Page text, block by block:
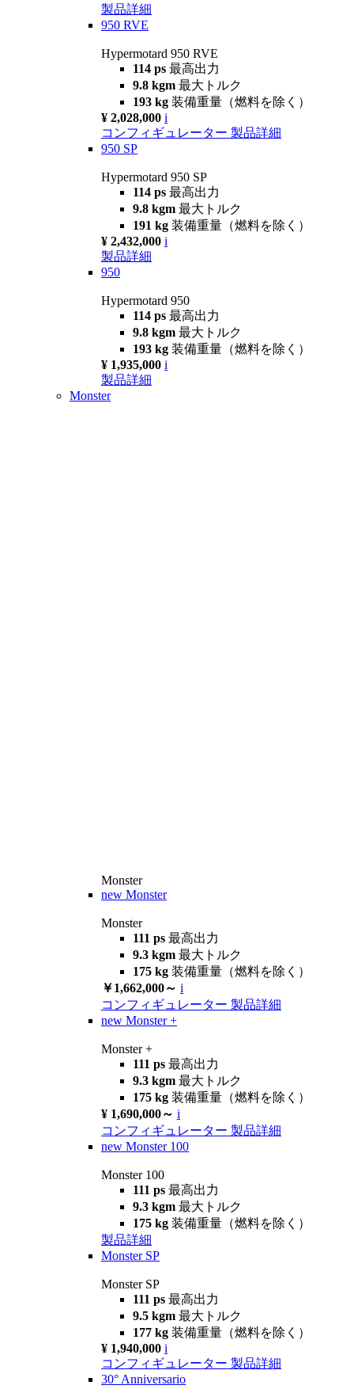
製品詳細
950 RVE
Hypermotard 950 RVE
114 ps 最高出力
9.8 kgm 最大トルク
193 kg 装備重量（燃料を除く）
¥ 2,028,000 i
コンフィギュレーター 製品詳細
950 SP
Hypermotard 950 SP
114 ps 最高出力
9.8 kgm 最大トルク
191 kg 装備重量（燃料を除く）
¥ 2,432,000 i
製品詳細
950
Hypermotard 950
114 ps 最高出力
9.8 kgm 最大トルク
193 kg 装備重量（燃料を除く）
¥ 1,935,000 i
製品詳細
Monster
Monster
new Monster
Monster
111 ps 最高出力
9.3 kgm 最大トルク
175 kg 装備重量（燃料を除く）
￥1,662,000～ i
コンフィギュレーター 製品詳細
new Monster +
Monster +
111 ps 最高出力
9.3 kgm 最大トルク
175 kg 装備重量（燃料を除く）
¥ 1,690,000～ i
コンフィギュレーター 製品詳細
new Monster 100
Monster 100
111 ps 最高出力
9.3 kgm 最大トルク
175 kg 装備重量（燃料を除く）
製品詳細
Monster SP
Monster SP
111 ps 最高出力
9.5 kgm 最大トルク
177 kg 装備重量（燃料を除く）
¥ 1,940,000 i
コンフィギュレーター 製品詳細
30° Anniversario